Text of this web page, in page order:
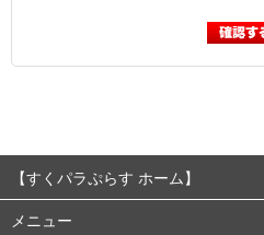
メニュー
【すくパラぷらす ホーム】